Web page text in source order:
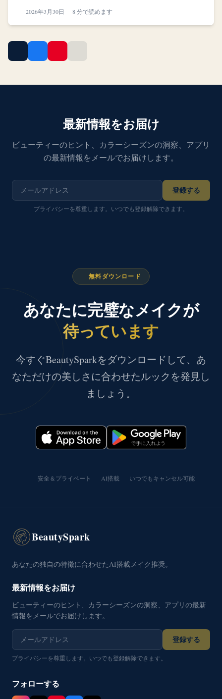
ームワークをご紹介します。
2026年3月30日 8 分で読めます
最新情報をお届け
ビューティーのヒント、カラーシーズンの洞察、アプリ
の最新情報をメールでお届けします。
登録する
プライバシーを尊重します。いつでも登録解除できます。
無料ダウンロード
あなたに完璧なメイクが
待っています
今すぐBeautySparkをダウンロードして、あ
なただけの美しさに合わせたルックを発見し
ましょう。
安全＆プライベート AI搭載 いつでもキャンセル可能
BeautySpark
あなたの独自の特徴に合わせたAI搭載メイク推奨。
最新情報をお届け
ビューティーのヒント、カラーシーズンの洞察、アプリの最新
情報をメールでお届けします。
登録する
プライバシーを尊重します。いつでも登録解除できます。
フォローする